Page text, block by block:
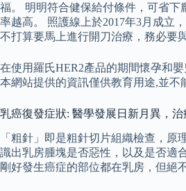
福。 明明符合健保給付條件，可省
率越高。 照護線上於2017年3月成立
不打算要馬上進行開刀治療，務必要
在使用羅氏HER2產品的期間懷孕和
本網站提供的資訊僅供教育用途,並不
乳癌復發症狀: 醫學發展日新月異，
「粗針」即是粗針切片組織檢查，
識出乳房腫塊是否惡性，以及是否適
剛好發生癌症的部位都在乳房，但絕